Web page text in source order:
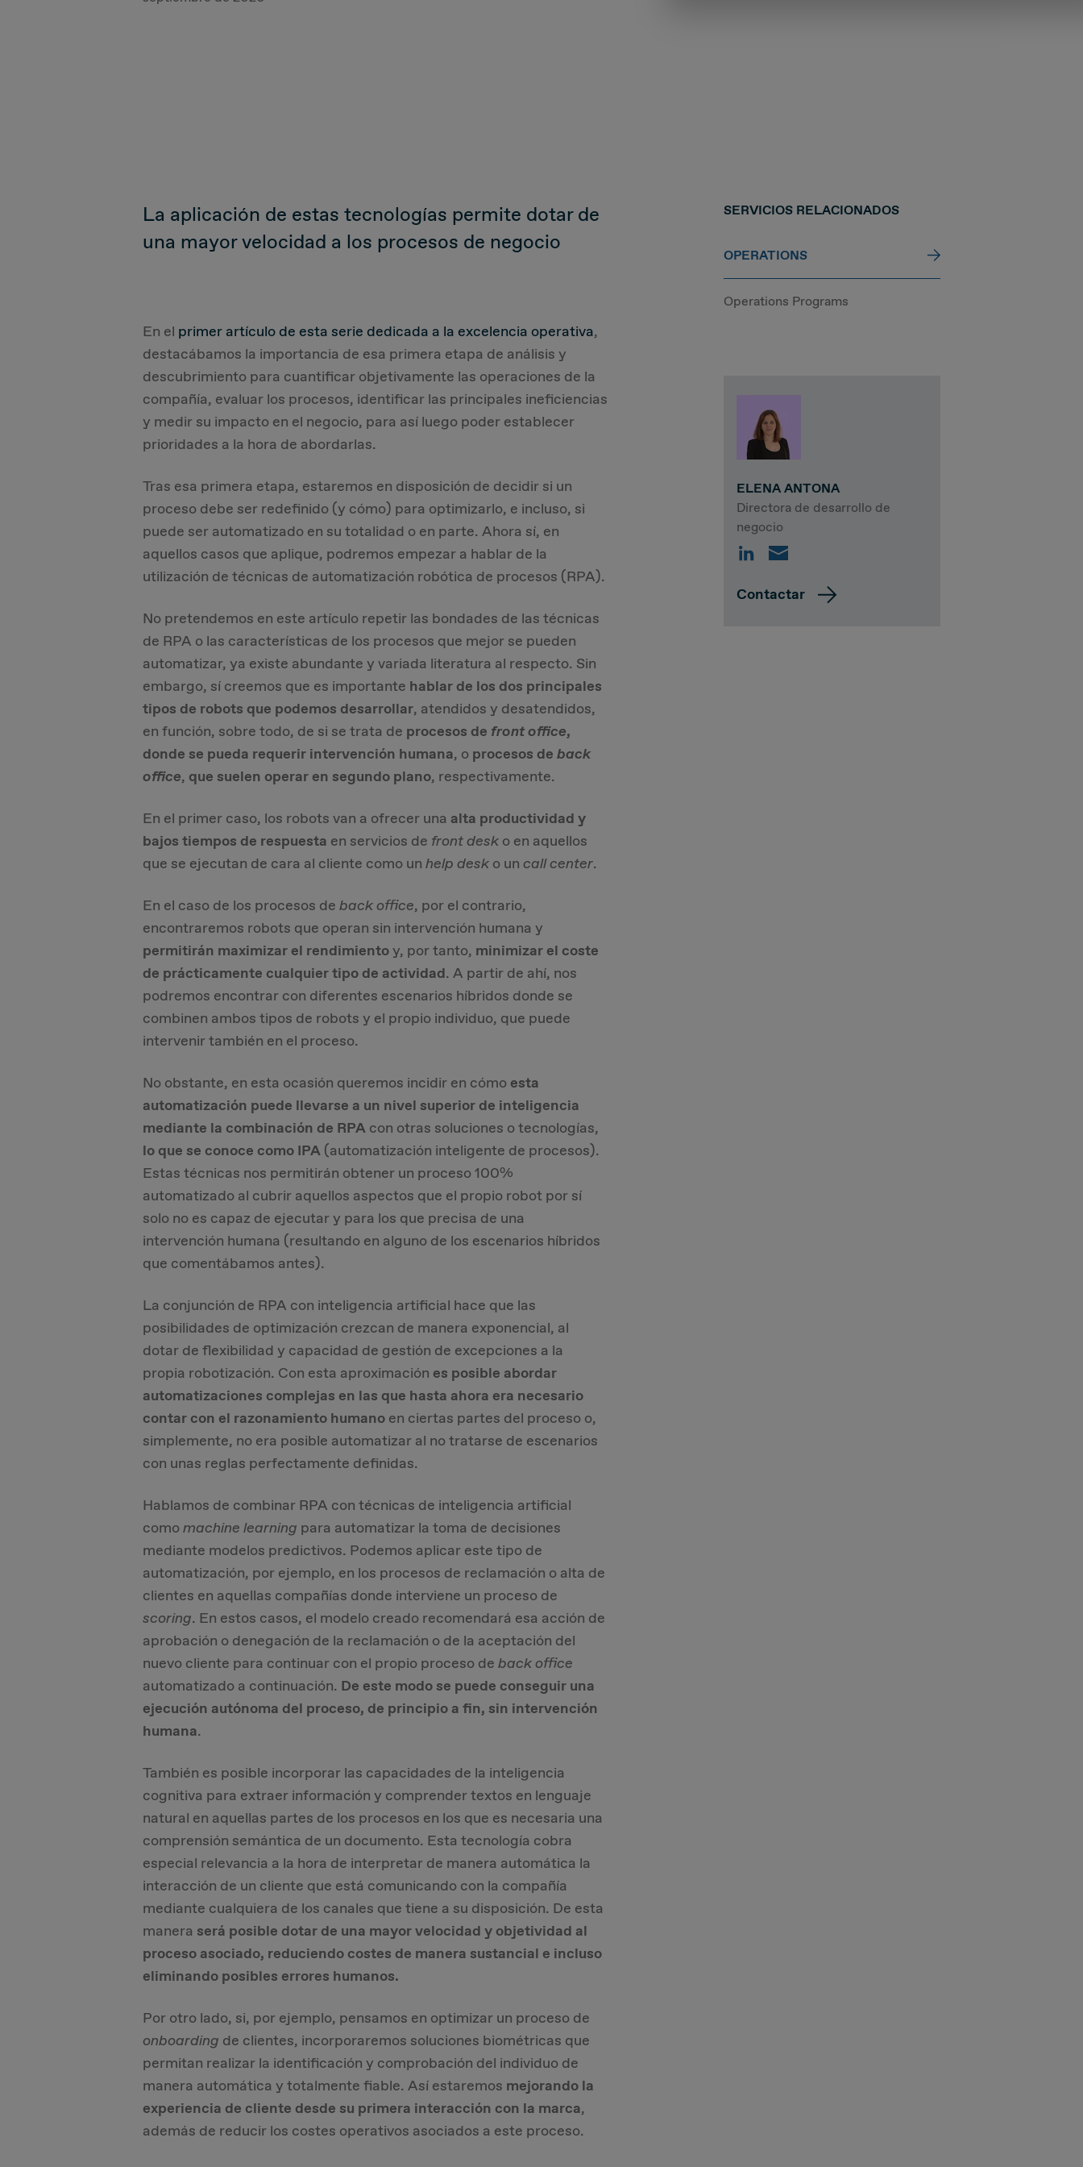
La aplicación de estas tecnologías permite dotar de
una mayor velocidad a los procesos de negocio
En el primer artículo de esta serie dedicada a la excelencia operativa,
destacábamos la importancia de esa primera etapa de análisis y
descubrimiento para cuantificar objetivamente las operaciones de la
compañía, evaluar los procesos, identificar las principales ineficiencias
y medir su impacto en el negocio, para así luego poder establecer
prioridades a la hora de abordarlas.
Tras esa primera etapa, estaremos en disposición de decidir si un
proceso debe ser redefinido (y cómo) para optimizarlo, e incluso, si
puede ser automatizado en su totalidad o en parte. Ahora sí, en
aquellos casos que aplique, podremos empezar a hablar de la
utilización de técnicas de automatización robótica de procesos (RPA).
No pretendemos en este artículo repetir las bondades de las técnicas
de RPA o las características de los procesos que mejor se pueden
automatizar, ya existe abundante y variada literatura al respecto. Sin
embargo, sí creemos que es importante hablar de los dos principales
tipos de robots que podemos desarrollar, atendidos y desatendidos,
en función, sobre todo, de si se trata de procesos de front office,
donde se pueda requerir intervención humana, o procesos deback
office, que suelen operar en segundo plano, respectivamente.
En el primer caso, los robots van a ofrecer una alta productividad y
bajos tiempos de respuesta en servicios de front desk o en aquellos
que se ejecutan de cara al cliente como unhelp desk o un call center.
En el caso de los procesos deback office, por el contrario,
encontraremos robots que operan sin intervención humana y
permitirán maximizar el rendimientoy, por tanto, minimizar el coste
de prácticamente cualquier tipo de actividad. A partir de ahí, nos
podremos encontrar con diferentes escenarios híbridos donde se
combinen ambos tipos de robots y el propio individuo, que puede
intervenir también en el proceso.
No obstante, en esta ocasión queremos incidir en cómo esta
automatización puede llevarse a un nivel superior de inteligencia
mediante la combinación de RPA con otras soluciones o tecnologías,
lo que se conoce como IPA (automatización inteligente de procesos).
Estas técnicas nos permitirán obtener un proceso 100%
automatizado al cubrir aquellos aspectos que el propio robot por sí
solo no es capaz de ejecutar y para los que precisa de una
intervención humana (resultando en alguno de los escenarios híbridos
que comentábamos antes).
La conjunción de RPA con inteligencia artificial hace que las
posibilidades de optimización crezcan de manera exponencial, al
dotar de flexibilidad y capacidad de gestión de excepciones a la
propia robotización. Con esta aproximación es posible abordar
automatizaciones complejas en las que hasta ahora era necesario
contar con el razonamiento humano en ciertas partes del proceso o,
simplemente, no era posible automatizar al no tratarse de escenarios
con unas reglas perfectamente definidas.
Hablamos de combinar RPA con técnicas de inteligencia artificial
comomachine learning para automatizar la toma de decisiones
mediante modelos predictivos. Podemos aplicar este tipo de
automatización, por ejemplo, en los procesos de reclamación o alta de
clientes en aquellas compañías donde interviene un proceso de
scoring. En estos casos, el modelo creado recomendará esa acción de
aprobación o denegación de la reclamación o de la aceptación del
nuevo cliente para continuar con el propio proceso deback office
automatizado a continuación. De este modo se puede conseguir una
ejecución autónoma del proceso, de principio a fin, sin intervención
humana.
También es posible incorporar las capacidades de la inteligencia
cognitiva para extraer información y comprender textos en lenguaje
natural en aquellas partes de los procesos en los que es necesaria una
comprensión semántica de un documento. Esta tecnología cobra
especial relevancia a la hora de interpretar de manera automática la
interacción de un cliente que está comunicando con la compañía
mediante cualquiera de los canales que tiene a su disposición. De esta
maneraserá posible dotar de una mayor velocidad y objetividad al
proceso asociado, reduciendo costes de manera sustancial e incluso
eliminando posibles errores humanos.
Por otro lado, si, por ejemplo, pensamos en optimizar un proceso de
onboarding de clientes, incorporaremos soluciones biométricas que
permitan realizar la identificación y comprobación del individuo de
manera automática y totalmente fiable. Así estaremos mejorando la
experiencia de cliente desde su primera interacción con la marca,
además de reducir los costes operativos asociados a este proceso.
SERVICIOS RELACIONADOS
OPERATIONS
Operations Programs
ELENA ANTONA
Directora de desarrollo de
negocio
Contactar